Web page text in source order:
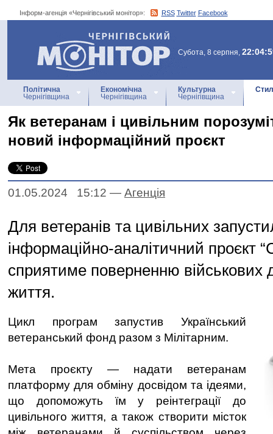
Інформ-агенція «Чернігівський монітор»: RSS Twitter Facebook
Інформ-агенція
«Чернігівський монітор»
Субота, 8 серпня,
Політична
Чернігівщина
Економічна
Чернігівщина
Культурна
Чернігівщина
Як ветеранам і цивільним
новий інформаційний проєкт
01.05.2024 15:12 — Агенцiя
Для ветеранів та цивільних
інформаційно-аналітичний проєкт
сприятиме поверненню військових
життя.
Цикл програм запустив Український
ветеранський фонд разом з Мілітарним.
Мета проєкту — надати ветеранам
платформу для обміну досвідом та ідеями,
що допоможуть їм у реінтеграції до
цивільного життя, а також створити місток